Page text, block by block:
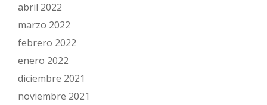
abril 2022
marzo 2022
febrero 2022
enero 2022
diciembre 2021
noviembre 2021